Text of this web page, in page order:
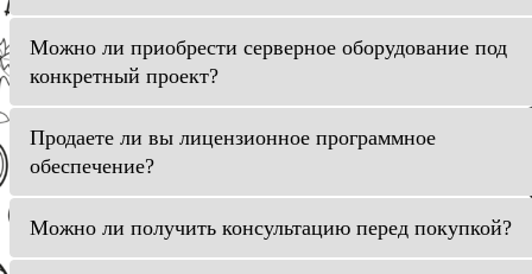
Можно ли приобрести серверное оборудование под
конкретный проект?
Продаете ли вы лицензионное программное
обеспечение?
Можно ли получить консультацию перед покупкой?